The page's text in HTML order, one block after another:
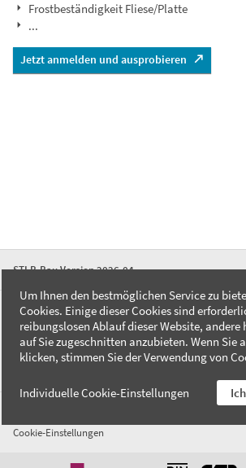
Frostbeständigkeit Fliese/Platte
...
Jetzt anmelden und ausprobieren
STLB-Bau Version 2026-04
FAQ
Kontakt
Datenschutzerklärung
Cookie-Einstellungen
Um Ihnen den bestmöglichen Service zu
Cookies. Einige dieser Cookies sind
reibungslosen Ablauf dieser Website,
auf Sie zugeschnitten anzubieten. Wenn Sie
klicken, stimmen Sie der Verwendung von
Individuelle Cookie-Einstellungen